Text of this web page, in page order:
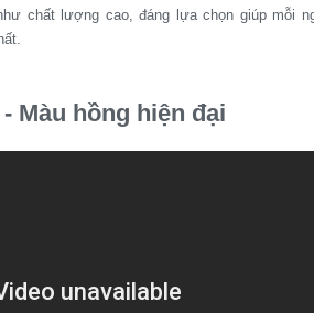
chất lượng cao, đáng lựa chọn giúp mỗi
Màu hồng hiện đại